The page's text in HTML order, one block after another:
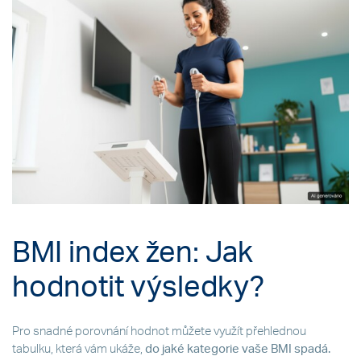
BMI index žen: Jak
hodnotit výsledky?
Pro snadné porovnání hodnot můžete využít přehlednou
tabulku, která vám ukáže, do jaké kategorie vaše BMI spadá.